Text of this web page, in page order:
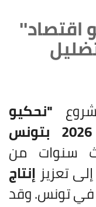
اقتصاد''
"نحكيو
19 جوان 2026 بتونس
سنوات من
تعزيز إنتاج
في تونس. وقد